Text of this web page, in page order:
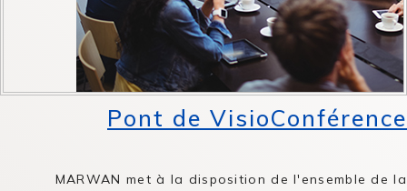
Pont de VisioConférence
MARWAN met à la disposition de l'ensemble de la